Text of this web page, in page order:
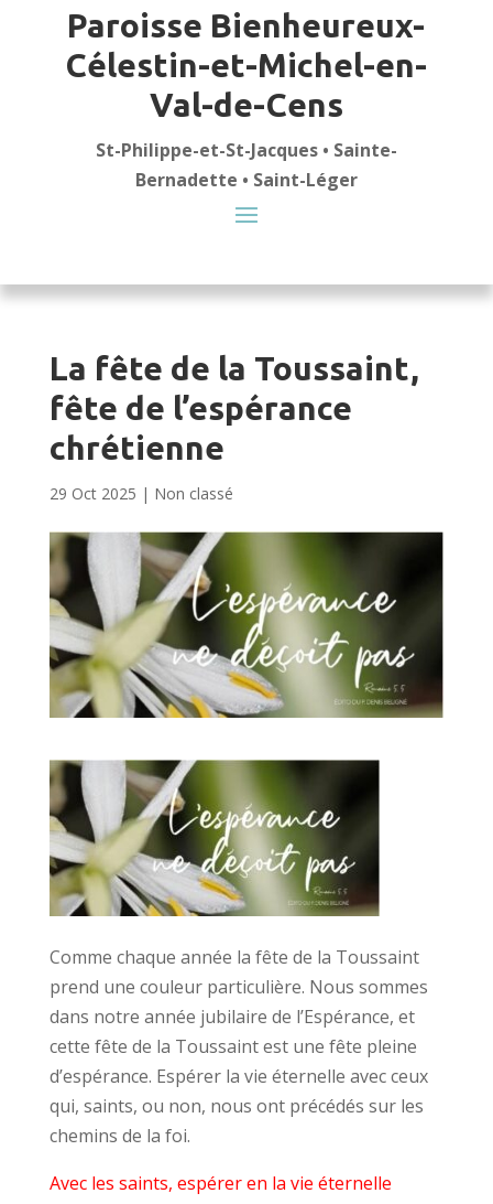
Paroisse Bienheureux-
Célestin-et-Michel-en-
Val-de-Cens
St-Philippe-et-St-Jacques • Sainte-
Bernadette • Saint-Léger
La fête de la Toussaint,
fête de l’espérance
chrétienne
29 Oct 2025 | Non classé
Comme chaque année la fête de la Toussaint
prend une couleur particulière. Nous sommes
dans notre année jubilaire de l’Espérance, et
cette fête de la Toussaint est une fête pleine
d’espérance. Espérer la vie éternelle avec ceux
qui, saints, ou non, nous ont précédés sur les
chemins de la foi.
Avec les saints, espérer en la vie éternelle